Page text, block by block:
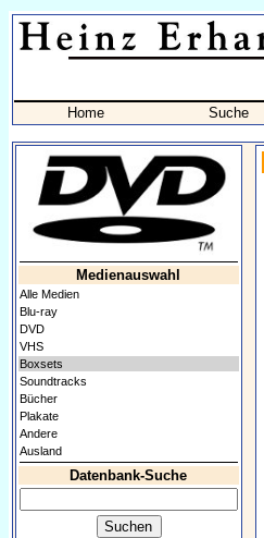
Home Suche
Medienauswahl
Alle Medien
Blu-ray
DVD
VHS
Boxsets
Soundtracks
Bücher
Plakate
Andere
Ausland
Datenbank-Suche